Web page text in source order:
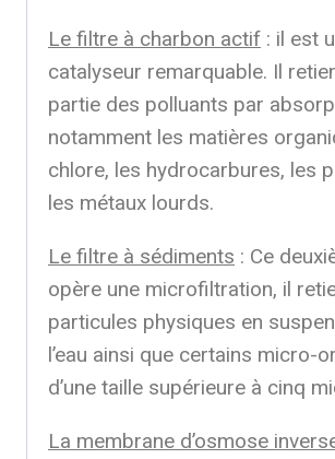
Le filtre à charbon actif : il est
catalyseur remarquable. Il
partie des polluants par
notamment les matières
chlore, les hydrocarbures, les
les métaux lourds.
Le filtre à sédiments : Ce
opère une microfiltration, il
particules physiques en
l’eau ainsi que certains micro-
d’une taille supérieure à cinq
La membrane d’osmose